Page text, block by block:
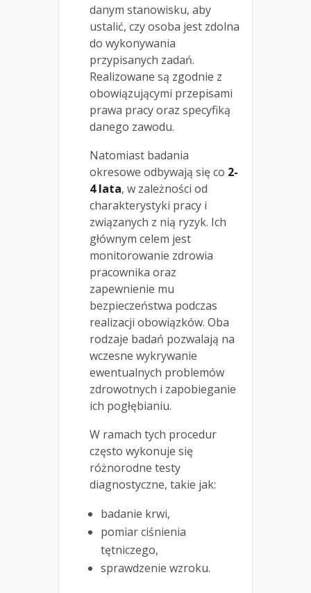
danym stanowisku, aby
ustalić, czy osoba jest zdolna
do wykonywania
przypisanych zadań.
Realizowane są zgodnie z
obowiązującymi przepisami
prawa pracy oraz specyfiką
danego zawodu.
Natomiast badania
okresowe odbywają się co 2-
4 lata, w zależności od
charakterystyki pracy i
związanych z nią ryzyk. Ich
głównym celem jest
monitorowanie zdrowia
pracownika oraz
zapewnienie mu
bezpieczeństwa podczas
realizacji obowiązków. Oba
rodzaje badań pozwalają na
wczesne wykrywanie
ewentualnych problemów
zdrowotnych i zapobieganie
ich pogłębianiu.
W ramach tych procedur
często wykonuje się
różnorodne testy
diagnostyczne, takie jak:
badanie krwi,
pomiar ciśnienia
tętniczego,
sprawdzenie wzroku.